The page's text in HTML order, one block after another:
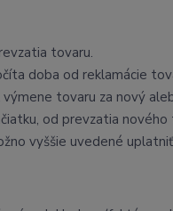
tovaru.
doba od reklamácie
tovaru za nový
od prevzatia
vyššie uvedené